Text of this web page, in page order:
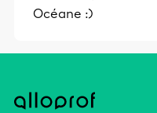
Océane :)